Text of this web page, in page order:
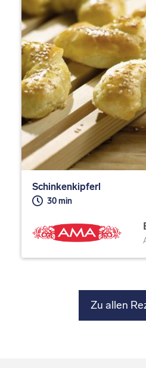
Schinkenkipferl
30 min
Zu allen